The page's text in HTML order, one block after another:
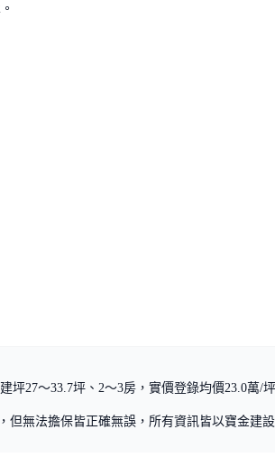
27～33.7坪、2～3房，實價登錄均價23.0萬/坪
無法擔保皆正確無誤，所有資訊皆以寶金建